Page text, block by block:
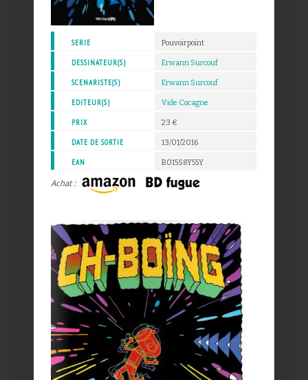
SERIE Pouvoirpoint
DESSINATEUR(S) Erwann Surcouf
SCENARISTE(S) Erwann Surcouf
EDITEUR(S) Vide Cocagne
PRIX 23 €
DATE DE SORTIE 13/01/2016
EAN B015S8Y55Y
Achat :